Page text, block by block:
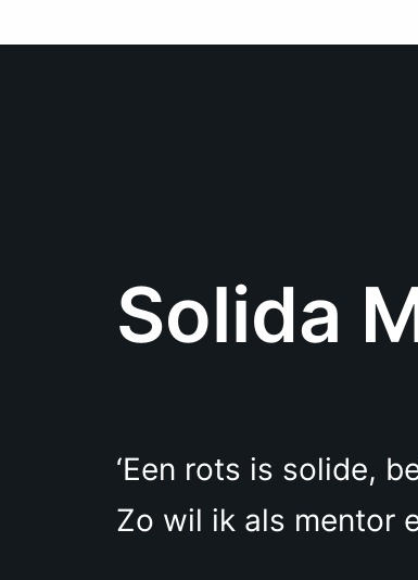
Solida
‘Een rots is solide,
Zo wil ik als mentor